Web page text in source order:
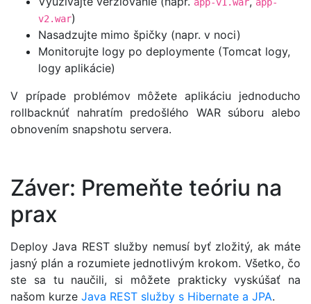
v2.war)
Nasadzujte mimo špičky (napr. v noci)
Monitorujte logy po deploymente (Tomcat logy,
logy aplikácie)
V prípade problémov môžete aplikáciu jednoducho
rollbacknúť nahratím predošlého WAR súboru alebo
obnovením snapshotu servera.
Záver: Premeňte teóriu na
prax
Deploy Java REST služby nemusí byť zložitý, ak máte
jasný plán a rozumiete jednotlivým krokom. Všetko, čo
ste sa tu naučili, si môžete prakticky vyskúšať na
našom kurze Java REST služby s Hibernate a JPA.